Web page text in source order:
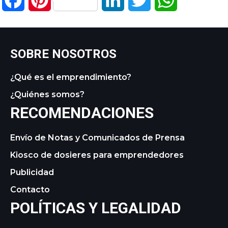
SOBRE NOSOTROS
¿Qué es el emprendimiento?
¿Quiénes somos?
RECOMENDACIONES
Envío de Notas y Comunicados de Prensa
Kiosco de dosieres para emprendedores
Publicidad
Contacto
POLÍTICAS Y LEGALIDAD